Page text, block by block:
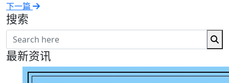
下一篇
搜索
最新资讯